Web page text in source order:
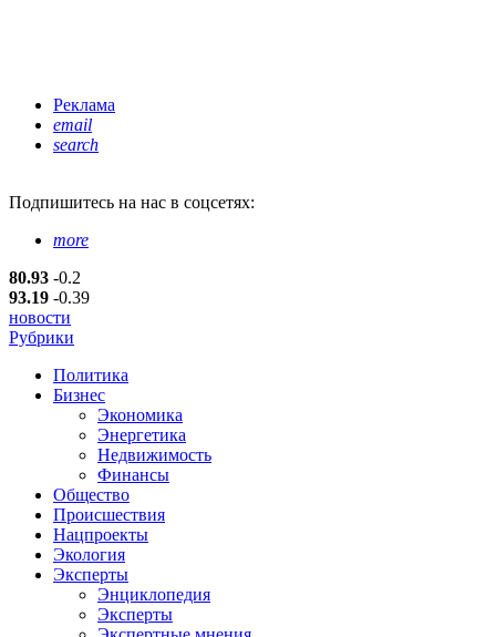
Реклама
email
search
Подпишитесь на нас в соцсетях:
more
80.93 -0.2
93.19 -0.39
новости
Рубрики
Политика
Бизнес
Экономика
Энергетика
Недвижимость
Финансы
Общество
Происшествия
Нацпроекты
Экология
Эксперты
Энциклопедия
Эксперты